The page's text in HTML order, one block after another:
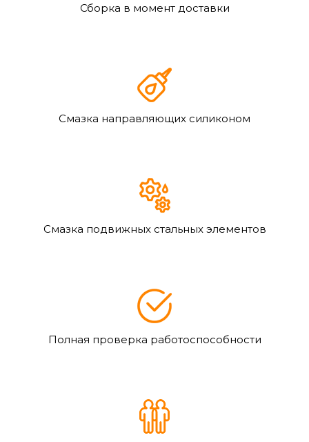
Сборка в момент доставки
Смазка направляющих силиконом
Смазка подвижных стальных элементов
Полная проверка работоспособности